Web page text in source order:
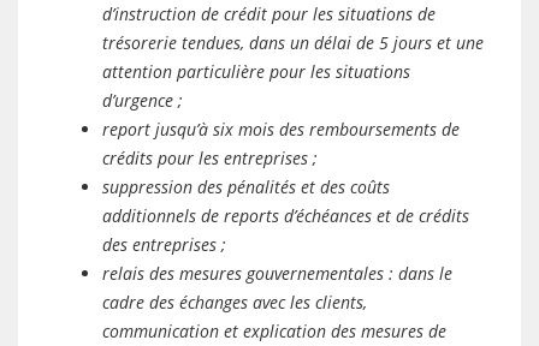
d’instruction de crédit pour les situations de
trésorerie tendues, dans un délai de 5 jours et une
attention particulière pour les situations
d’urgence ;
report jusqu’à six mois des remboursements de
crédits pour les entreprises ;
suppression des pénalités et des coûts
additionnels de reports d’échéances et de crédits
des entreprises ;
relais des mesures gouvernementales : dans le
cadre des échanges avec les clients,
communication et explication des mesures de